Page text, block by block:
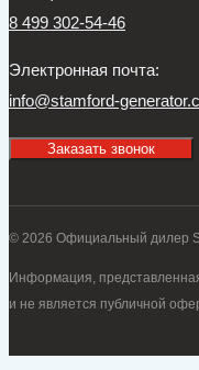
8 499 302-54-46
Электронная почта:
info@stamford-
Заказать звонок
© 2026 Официальный дилер
Информация,
и не является публичной